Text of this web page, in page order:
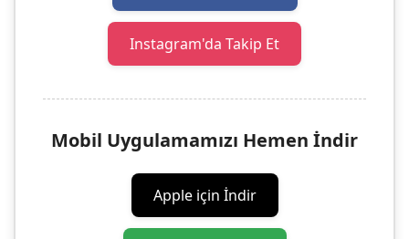
Instagram'da Takip Et
Mobil Uygulamamızı Hemen İndir
Apple için İndir